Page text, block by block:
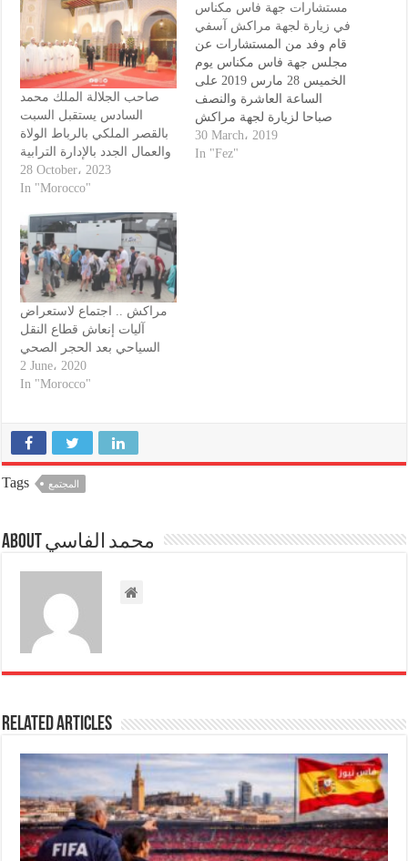
صاحب الجلالة الملك محمد
السادس يستقبل السبت
بالقصر الملكي بالرباط الولاة
والعمال الجدد بالإدارة الترابية
28 October، 2023
In "Morocco"
مستشارات جهة فاس مكناس
في زيارة لجهة مراكش آسفي
قام وفد من المستشارات عن
مجلس جهة فاس مكناس يوم
الخميس 28 مارس 2019 على
الساعة العاشرة والنصف
صباحا لزيارة لجهة مراكش
آسفي. حيث وجد في استقباله
نائبة رئيس الجهة وبعض
30 March، 2019
In "Fez"
مراكش .. اجتماع لاستعراض
آليات إنعاش قطاع النقل
السياحي بعد الحجر الصحي
2 June، 2020
In "Morocco"
Tags المجتمع
About محمد الفاسي
Related Articles